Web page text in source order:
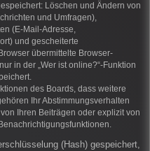
Löschen und Ändern von
und Umfragen),
(E-Mail-Adresse,
und gescheiterte
übermittelte Browser-
in der „Wer ist online?“-Funktion
des Boards, dass weitere
Ihr Abstimmungsverhalten
Ihren Beiträgen oder explizit von
(Hash) gespeichert,